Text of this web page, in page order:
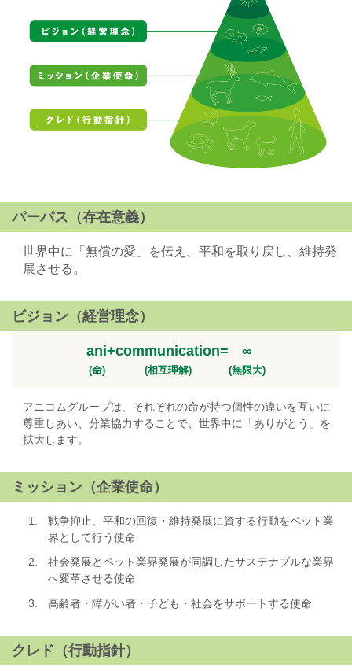
パーパス（存在意義）
世界中に「無償の愛」を伝え、平和を取り戻し、維持発
展させる。
ビジョン（経営理念）
ani
(命)
+communication
(相互理解)
= ∞
(無限大)
アニコムグループは、それぞれの命が持つ個性の違いを互いに
尊重しあい、分業協力することで、世界中に「ありがとう」を
拡大します。
ミッション（企業使命）
1.
戦争抑止、平和の回復・維持発展に資する行動をペット業
界として行う使命
2.
社会発展とペット業界発展が同調したサステナブルな業界
へ変革させる使命
3.
高齢者・障がい者・子ども・社会をサポートする使命
クレド（行動指針）